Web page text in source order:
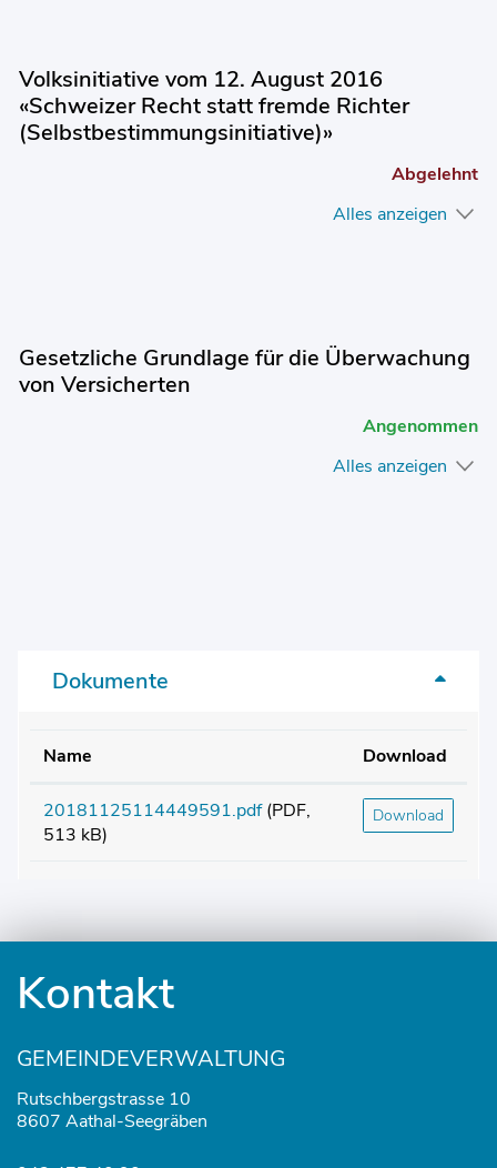
Volksinitiative vom 12. August 2016
«Schweizer Recht statt fremde Richter
(Selbstbestimmungsinitiative)»
Abgelehnt
Alles anzeigen
Gesetzliche Grundlage für die Überwachung
von Versicherten
Angenommen
Alles anzeigen
Dokumente
Name Download
20181125114449591.pdf (PDF,
513 kB)
Download
Kontakt
GEMEINDEVERWALTUNG
Rutschbergstrasse 10
8607 Aathal-Seegräben